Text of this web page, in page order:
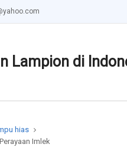
Lampion di
hias
Imlek